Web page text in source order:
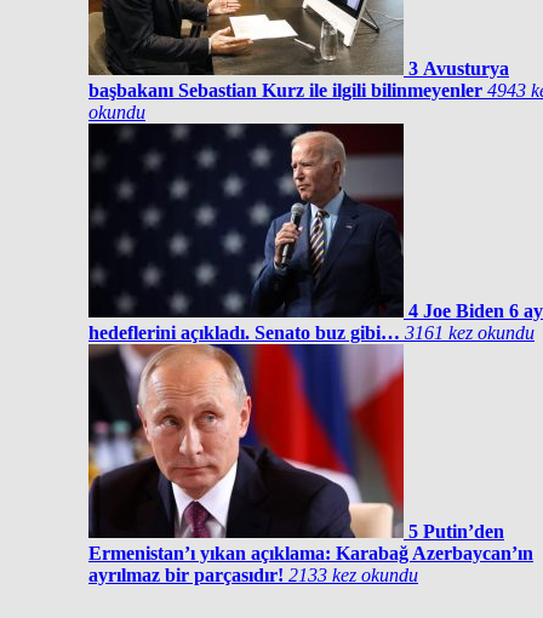
3 Avusturya
başbakanı Sebastian Kurz ile ilgili bilinmeyenler 4943
okundu
4 Joe Biden 6
hedeflerini açıkladı. Senato buz gibi… 3161 kez okundu
5 Putin’den
Ermenistan’ı yıkan açıklama: Karabağ Azerbaycan’ın
ayrılmaz bir parçasıdır! 2133 kez okundu